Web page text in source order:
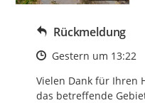
Rückmeldung
Zeitpunkt des
Gestern um 13:22
Vielen Dank für Ihren
das betreffende